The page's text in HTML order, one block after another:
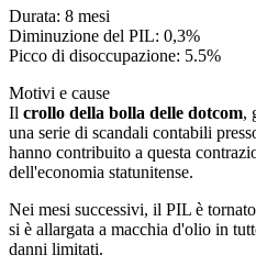
Durata: 8 mesi
Diminuzione del PIL: 0,3%
Picco di disoccupazione: 5.5%
Motivi e cause
Il crollo della bolla delle dotcom,
una serie di scandali contabili
hanno contribuito a questa
dell'economia statunitense.
Nei mesi successivi, il PIL è
si è allargata a macchia d'olio in
danni limitati.